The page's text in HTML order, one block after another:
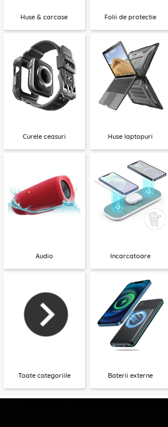
Huse & carcase Folii de protectie
Curele ceasuri Huse laptopuri
Audio Incarcatoare
Toate categoriile Baterii externe